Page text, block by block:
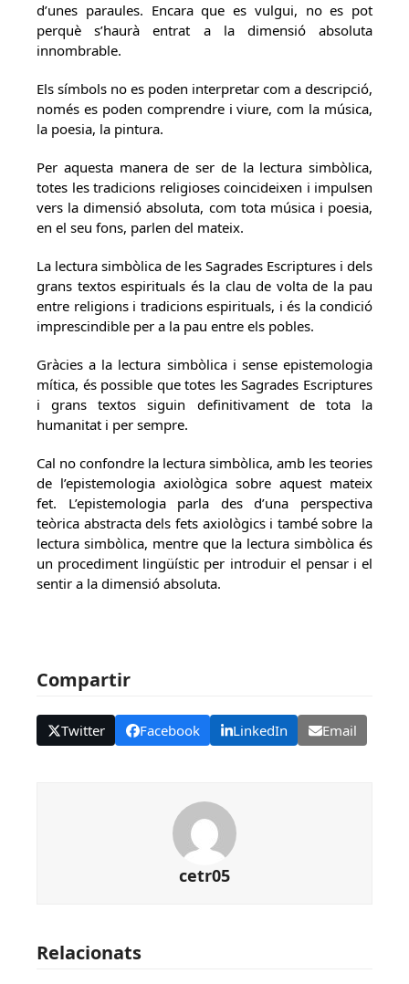
d’unes paraules. Encara que es vulgui, no es pot
perquè s’haurà entrat a la dimensió absoluta
innombrable.
Els símbols no es poden interpretar com a descripció,
només es poden comprendre i viure, com la música,
la poesia, la pintura.
Per aquesta manera de ser de la lectura simbòlica,
totes les tradicions religioses coincideixen i impulsen
vers la dimensió absoluta, com tota música i poesia,
en el seu fons, parlen del mateix.
La lectura simbòlica de les Sagrades Escriptures i dels
grans textos espirituals és la clau de volta de la pau
entre religions i tradicions espirituals, i és la condició
imprescindible per a la pau entre els pobles.
Gràcies a la lectura simbòlica i sense epistemologia
mítica, és possible que totes les Sagrades Escriptures
i grans textos siguin definitivament de tota la
humanitat i per sempre.
Cal no confondre la lectura simbòlica, amb les teories
de l’epistemologia axiològica sobre aquest mateix
fet. L’epistemologia parla des d’una perspectiva
teòrica abstracta dels fets axiològics i també sobre la
lectura simbòlica, mentre que la lectura simbòlica és
un procediment lingüístic per introduir el pensar i el
sentir a la dimensió absoluta.
Compartir
Twitter Facebook LinkedIn Email
cetr05
Relacionats